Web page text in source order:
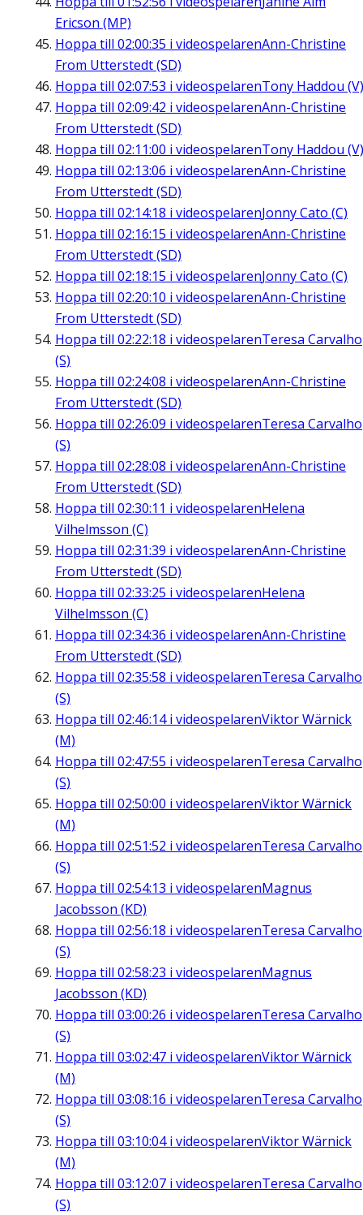
Ericson (MP)
Hoppa till 02:00:35 i videospelarenAnn-Christine
From Utterstedt (SD)
Hoppa till 02:07:53 i videospelarenTony Haddou (V)
Hoppa till 02:09:42 i videospelarenAnn-Christine
From Utterstedt (SD)
Hoppa till 02:11:00 i videospelarenTony Haddou (V)
Hoppa till 02:13:06 i videospelarenAnn-Christine
From Utterstedt (SD)
Hoppa till 02:14:18 i videospelarenJonny Cato (C)
Hoppa till 02:16:15 i videospelarenAnn-Christine
From Utterstedt (SD)
Hoppa till 02:18:15 i videospelarenJonny Cato (C)
Hoppa till 02:20:10 i videospelarenAnn-Christine
From Utterstedt (SD)
Hoppa till 02:22:18 i videospelarenTeresa Carvalho
(S)
Hoppa till 02:24:08 i videospelarenAnn-Christine
From Utterstedt (SD)
Hoppa till 02:26:09 i videospelarenTeresa Carvalho
(S)
Hoppa till 02:28:08 i videospelarenAnn-Christine
From Utterstedt (SD)
Hoppa till 02:30:11 i videospelarenHelena
Vilhelmsson (C)
Hoppa till 02:31:39 i videospelarenAnn-Christine
From Utterstedt (SD)
Hoppa till 02:33:25 i videospelarenHelena
Vilhelmsson (C)
Hoppa till 02:34:36 i videospelarenAnn-Christine
From Utterstedt (SD)
Hoppa till 02:35:58 i videospelarenTeresa Carvalho
(S)
Hoppa till 02:46:14i videospelarenViktor Wärnick
(M)
Hoppa till 02:47:55 i videospelarenTeresa Carvalho
(S)
Hoppa till 02:50:00 i videospelarenViktor Wärnick
(M)
Hoppa till 02:51:52 i videospelarenTeresa Carvalho
(S)
Hoppa till 02:54:13 i videospelarenMagnus
Jacobsson (KD)
Hoppa till 02:56:18 i videospelarenTeresa Carvalho
(S)
Hoppa till 02:58:23 i videospelarenMagnus
Jacobsson (KD)
Hoppa till 03:00:26 i videospelarenTeresa Carvalho
(S)
Hoppa till 03:02:47 i videospelarenViktor Wärnick
(M)
Hoppa till 03:08:16 i videospelarenTeresa Carvalho
(S)
Hoppa till 03:10:04i videospelarenViktor Wärnick
(M)
Hoppa till 03:12:07 i videospelarenTeresa Carvalho
(S)